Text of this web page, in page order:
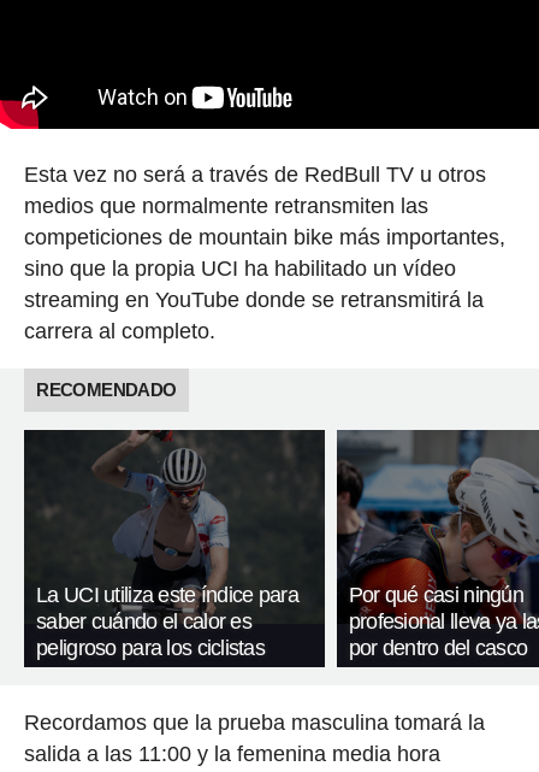
Esta vez no será a través de RedBull TV u otros
medios que normalmente retransmiten las
competiciones de mountain bike más importantes,
sino que la propia UCI ha habilitado un vídeo
streaming en YouTube donde se retransmitirá la
carrera al completo.
RECOMENDADO
La UCI utiliza este índice para
saber cuándo el calor es
peligroso para los ciclistas
Por qué casi ningún
profesional lleva ya
por dentro del casco
Recordamos que la prueba masculina tomará la
salida a las 11:00 y la femenina media hora